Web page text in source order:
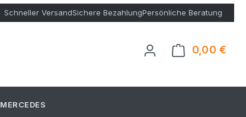
Schneller VersandSichere BezahlungPersönliche Beratung
0,00 €
MERCEDES